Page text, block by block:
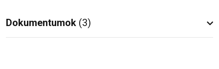
Dokumentumok (3)